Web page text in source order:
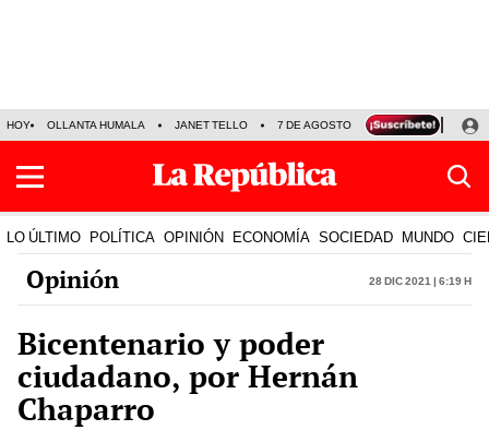
HOY OLLANTA HUMALA JANET TELLO 7 DE AGOSTO TINKA RESULTADOS
LO ÚLTIMO POLÍTICA OPINIÓN ECONOMÍA SOCIEDAD MUNDO
Opinión 28 Dic 2021 | 6:19 h
Bicentenario y poder
ciudadano, por Hernán
Chaparro